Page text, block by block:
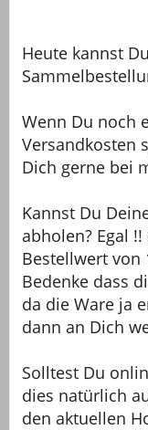
Heute kannst
Wenn Du noch
Versandkosten
Dich gerne bei
Kannst Du
abholen? Egal
Bestellwert von
Bedenke dass
da die Ware ja
dann an Dich
Solltest Du
dies natürlich
den aktuellen